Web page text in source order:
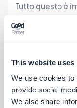
This website uses
We use cookies to
provide social
We also share
Tutto questo è
messaggio di
proprio audience.
Finora abbiamo
un contesto di